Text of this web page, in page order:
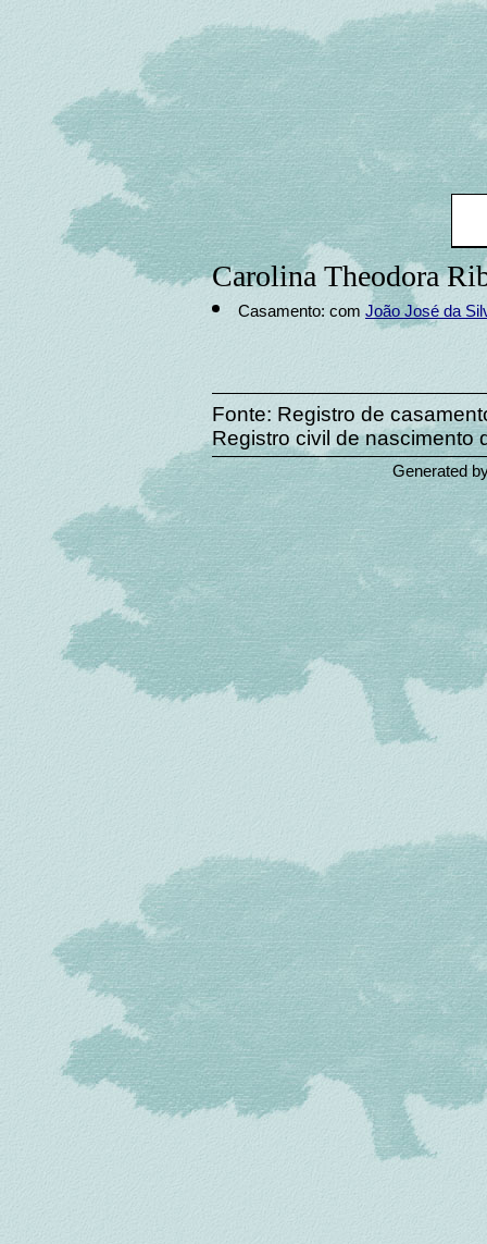
Carolina Theodora
Casamento: com João José da
Fonte: Registro de
Registro civil de nascimento
Generated